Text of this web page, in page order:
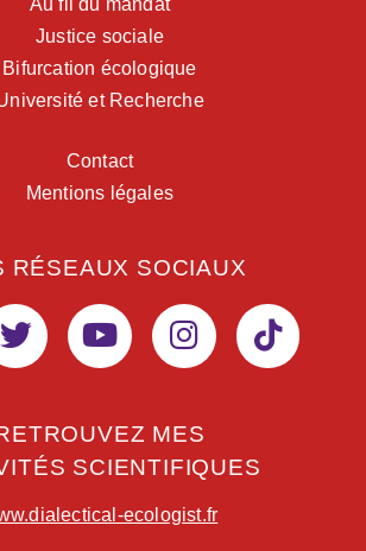
Justice sociale
Bifurcation écologique
et Recherche
Contact
Mentions légales
RÉSEAUX SOCIAUX
MES
SCIENTIFIQUES
ecologist.fr